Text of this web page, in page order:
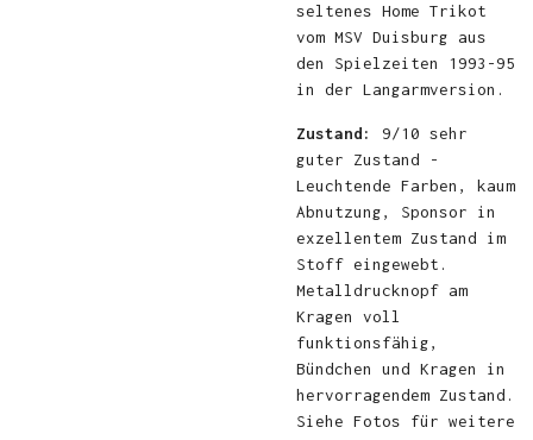
seltenes Home Trikot
vom MSV Duisburg aus
den Spielzeiten 1993-95
in der Langarmversion.
Zustand:
9/10 sehr
guter Zustand -
Leuchtende Farben, kaum
Abnutzung, Sponsor in
exzellentem Zustand im
Stoff eingewebt.
Metalldrucknopf am
Kragen voll
funktionsfähig,
Bündchen und Kragen in
hervorragendem Zustand.
Siehe Fotos für weitere